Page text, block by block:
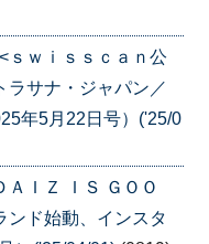
ｗｉｓｓｃａｎ公
サナ・ジャパン／
年5月22日号）('25/0
ＩＺ ＩＳ ＧＯＯ
ド始動、インスタ